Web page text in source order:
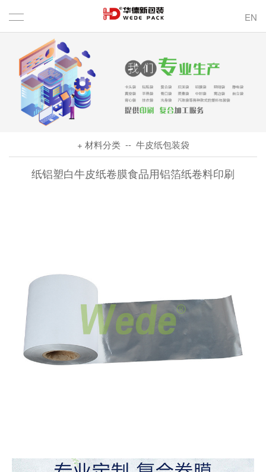
EN
+ 材料分类-- 牛皮纸包装袋
纸铝塑白牛皮纸卷膜食品用铝箔纸卷料印刷